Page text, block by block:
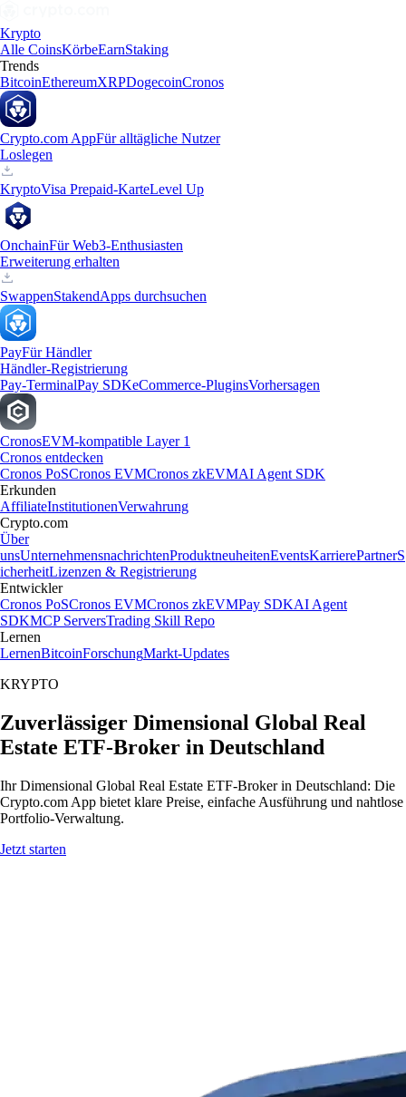
Krypto
Alle CoinsKörbeEarnStaking
Trends
BitcoinEthereumXRPDogecoinCronos
Crypto.com AppFür alltägliche Nutzer
Loslegen
KryptoVisa Prepaid-KarteLevel Up
OnchainFür Web3-Enthusiasten
Erweiterung erhalten
SwappenStakendApps durchsuchen
PayFür Händler
Händler-Registrierung
Pay-TerminalPay SDKeCommerce-PluginsVorhersagen
CronosEVM-kompatible Layer 1
Cronos entdecken
Cronos PoSCronos EVMCronos zkEVMAI Agent SDK
Erkunden
AffiliateInstitutionenVerwahrung
Crypto.com
Über
unsUnternehmensnachrichtenProduktneuheitenEventsKarrierePartnerS
icherheitLizenzen & Registrierung
Entwickler
Cronos PoSCronos EVMCronos zkEVMPay SDKAI Agent
SDKMCP ServersTrading Skill Repo
Lernen
LernenBitcoinForschungMarkt-Updates
KRYPTO
Zuverlässiger Dimensional Global Real
Estate ETF-Broker in Deutschland
Ihr Dimensional Global Real Estate ETF-Broker in Deutschland: Die
Crypto.com App bietet klare Preise, einfache Ausführung und nahtlose
Portfolio-Verwaltung.
Jetzt starten